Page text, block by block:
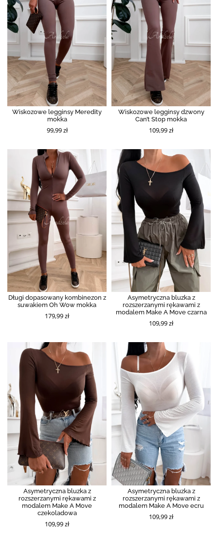
Wiskozowe legginsy Meredity
mokka
99,99 zł
Wiskozowe legginsy dzwony
Can’t Stop mokka
109,99 zł
Długi dopasowany kombinezon z
suwakiem Oh Wow mokka
179,99 zł
Asymetryczna bluzka z
rozszerzanymi rękawami z
modalem Make A Move czarna
109,99 zł
Asymetryczna bluzka z
rozszerzanymi rękawami z
modalem Make A Move
czekoladowa
109,99 zł
Asymetryczna bluzka z
rozszerzanymi rękawami z
modalem Make A Move ecru
109,99 zł